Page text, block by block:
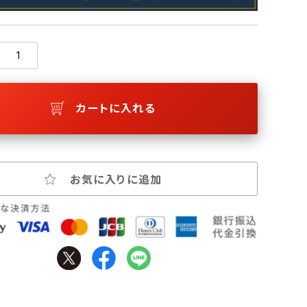
カートに入れる
お気に入りに追加